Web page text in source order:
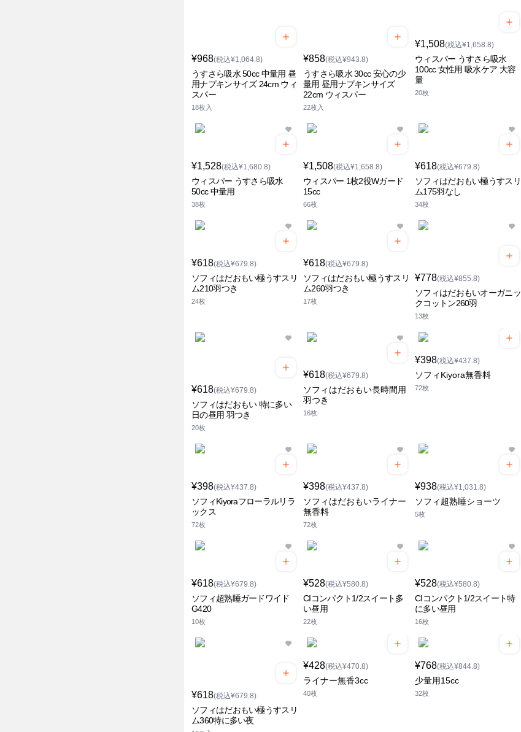
¥968(税込¥1,064.8)
うすさら吸水 50cc 中量用 昼
用ナプキンサイズ 24cm ウィ
スパー
18枚入
¥858(税込¥943.8)
うすさら吸水 30cc 安心の少
量用 昼用ナプキンサイズ
22cm ウィスパー
22枚入
¥1,508(税込¥1,658.8)
ウィスパー うすさら吸水
100cc 女性用 吸水ケア 大容
量
20枚
¥1,528(税込¥1,680.8)
ウィスパー うすさら吸水
50cc 中量用
38枚
¥1,508(税込¥1,658.8)
ウィスパー 1枚2役Wガード
15cc
66枚
¥618(税込¥679.8)
ソフィはだおもい極うすスリ
ム175羽なし
34枚
¥618(税込¥679.8)
ソフィはだおもい極うすスリ
ム210羽つき
24枚
¥618(税込¥679.8)
ソフィはだおもい極うすスリ
ム260羽つき
17枚
¥778(税込¥855.8)
ソフィはだおもいオーガニッ
クコットン260羽
13枚
¥618(税込¥679.8)
ソフィはだおもい 特に多い
日の昼用 羽つき
20枚
¥618(税込¥679.8)
ソフィはだおもい長時間用
羽つき
16枚
¥398(税込¥437.8)
ソフィKiyora無香料
72枚
¥398(税込¥437.8)
ソフィKiyoraフローラルリラ
ックス
72枚
¥398(税込¥437.8)
ソフィはだおもいライナー
無香料
72枚
¥938(税込¥1,031.8)
ソフィ超熟睡ショーツ
5枚
¥618(税込¥679.8)
ソフィ超熟睡ガードワイド
G420
10枚
¥528(税込¥580.8)
CIコンパクト1/2スイート多
い昼用
22枚
¥528(税込¥580.8)
CIコンパクト1/2スイート特
に多い昼用
16枚
¥618(税込¥679.8)
ソフィはだおもい極うすスリ
ム360特に多い夜
¥428(税込¥470.8)
ライナー無香3cc
40枚
¥768(税込¥844.8)
少量用15cc
32枚